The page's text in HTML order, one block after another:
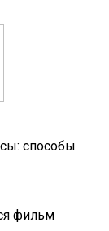
способы
фильм